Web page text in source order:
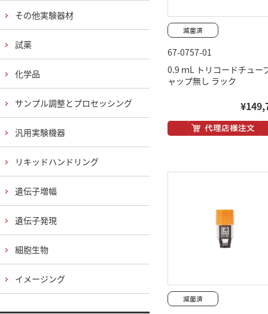
67-0757-01
0.9 ｍL トリコードチュー
ャップ無し ラック
その他実験器材
試薬
化学品
サンプル調整とプロセッシング
汎用実験機器
リキッドハンドリング
遺伝子増幅
遺伝子発現
細胞生物
イメージング